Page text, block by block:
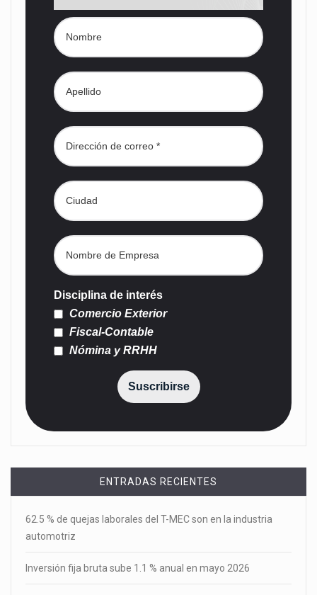
Disciplina de interés
Comercio Exterior
Fiscal-Contable
Nómina y RRHH
Suscribirse
ENTRADAS RECIENTES
62.5 % de quejas laborales del T-MEC son en la industria
automotriz
Inversión fija bruta sube 1.1 % anual en mayo 2026